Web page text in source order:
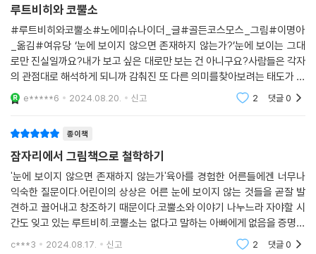
코뿔소에서 시작한 루트비히와 아빠의 대화는 돌연 달로 뻗어나가고 나서
야 마무리된다. 코뿔소는 방에 절대 있을 수 없다는 아빠의 주장에 루트비
히가 갑자기 “아빠, 달은 보여요?”라고 물은 것이다. 달이 다른 쪽에 있어
서 안 보인다고 답하자, 루트비히는 보지 못하는데 다른 쪽에 있다는 걸 어
떻게 아느냐고 되물으며, 보이지 않아도 있을 수 있다는 걸 아빠 스스로 답
하게 한다. 그럼에도 아빠는 달을 수천 번도 넘게 보았기 때문에 오늘도 달
고, 있었던 적도 없고, 앞으로도 절대 없을 거라고 단언한다. 이때 루트비히
나갈 길이 없다. 이 영리한 꼬마 철학자에게 깨끗이 승복하고는 잘 자라며
다정한 뽀뽀를 건넨다. 아빠가 나가고 난 방에서 루트비히와 코뿔소가 굿
나잇 인사를 나눈다.
어린이 세계에서 상상 속 누군가와 대화를 하고 실재한다고 믿는 일은 흔
히 있다. 이때 어른의 반응과 태도는 이후 아이의 사고에 영향을 미칠 수밖
루트비히와 코뿔소
#루트비히와코뿔소#노에미슈나이더_글#골든코스모스_그림#이명아
_옮김#여유당 ‘눈에 보이지 않으면 존재하지 않는가?’눈에 보이는 그대
로만 진실일까요?내가 보고 싶은 대로만 보는 건 아니구요?사람들은 각자
의 관점대로 해석하게 되니까 감춰진 또 다른 의미를찾아보려는 태도가 중
요하다고 말하는 철학자 비트겐슈타인을 만날 수 있는 책,＜루트비히와
코뿔소＞를 소개할게요. 이 책
e*****6 2024.08.20. 신고 2 댓글0
종이책
잠자리에서 그림책으로 철학하기
'눈에 보이지 않으면 존재하지 않는가'육아를 경험한 어른들에겐 너무나
익숙한 질문이다.어린이의 상상은 어른 눈에 보이지 않는 것들을 곧잘 발
견하고 끌어내고 창조하기 때문이다.코뿔소와 이야기 나누느라 자야할 시
간도 잊고 있는 루트비히.코뿔소는 없다고 말하는 아빠에게 없음을 증명하
라고 반박하면서 유쾌하고도 진지한 父子의 잠자리 대화가 시작된다.경험
c***3 2024.08.17. 신고 2 댓글0